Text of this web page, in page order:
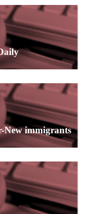
immigrants